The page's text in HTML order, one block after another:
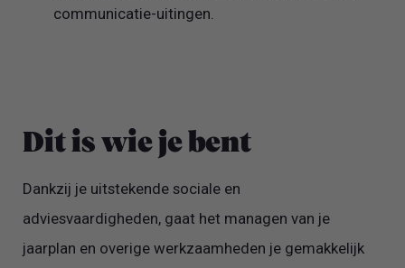
communicatie-uitingen.
Dit is wie je bent
Dankzij je uitstekende sociale en
adviesvaardigheden, gaat het managen van je
jaarplan en overige werkzaamheden je gemakkelijk